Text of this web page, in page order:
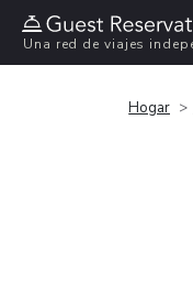
Una red de viajes
Hogar